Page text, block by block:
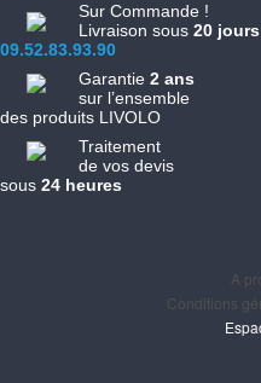
Sur Commande !
Livraison sous 20 jours
09.52.83.93.90
Garantie 2 ans
sur l’ensemble
des produits LIVOLO
Traitement
de vos devis
sous 24 heures
A
Conditions